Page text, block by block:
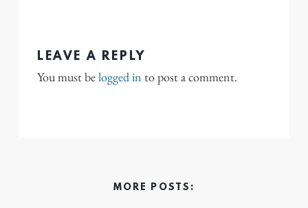
LEAVE A REPLY
You must belogged in to post a comment.
MORE POSTS: